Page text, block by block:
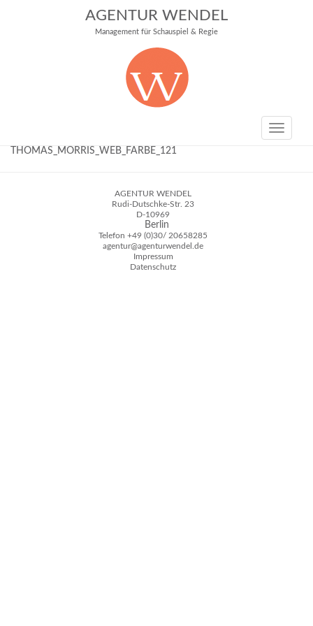
AGENTUR WENDEL
Management für Schauspiel & Regie
Toggle
THOMAS_MORRIS_WEB_FARBE_121
AGENTUR WENDEL
Rudi-Dutschke-Str. 23
D-10969
Berlin
Telefon +49 (0)30/ 20658285
agentur@agenturwendel.de
Impressum
Datenschutz